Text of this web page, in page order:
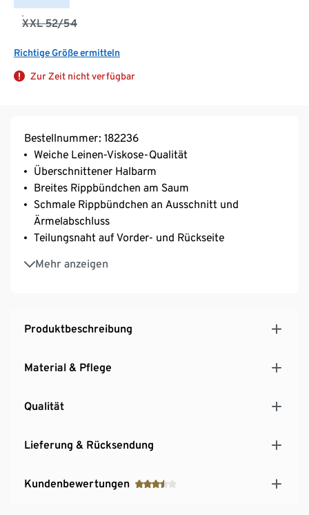
XXL 52/54
Richtige Größe ermitteln
Zur Zeit nicht verfügbar
Bestellnummer: 182236
Weiche Leinen-Viskose-Qualität
Überschnittener Halbarm
Breites Rippbündchen am Saum
Schmale Rippbündchen an Ausschnitt und
Ärmelabschluss
Teilungsnaht auf Vorder- und Rückseite
Mehr anzeigen
Rundhalsausschnitt
Produktbeschreibung
Material & Pflege
Qualität
Lieferung & Rücksendung
Kundenbewertungen